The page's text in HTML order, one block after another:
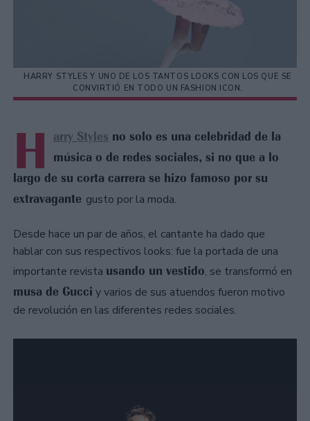
HARRY STYLES Y UNO DE LOS TANTOS LOOKS CON LOS QUE SE
CONVIRTIÓ EN TODO UN FASHION ICON.
H arry Styles no solo es una celebridad de la
música o de redes sociales, si no que a lo
largo de su corta carrera se hizo famoso por su
extravagante gusto por la moda.
Desde hace un par de años, el cantante ha dado que
hablar con sus respectivos looks: fue la portada de una
importante revista usando un vestido, se transformó en
musa de Gucci y varios de sus atuendos fueron motivo
de revolución en las diferentes redes sociales.